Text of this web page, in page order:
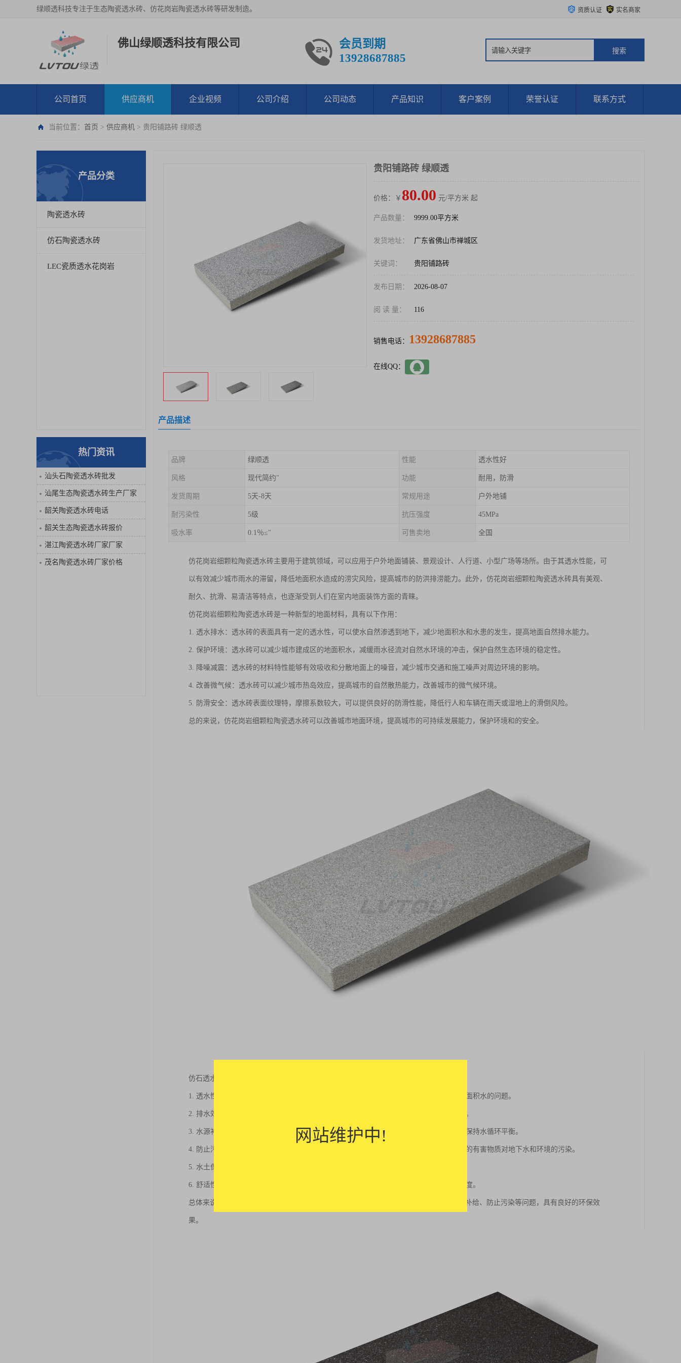
绿顺透科技专注于生态陶瓷透水砖、仿花岗岩陶瓷透水砖等研发制造。 资质认证 实名商家
佛山绿顺透科技有限公司
会员到期
13928687885
公司首页 供应商机 企业视频 公司介绍 公司动态 产品知识 客户案例 荣誉认证 联系方式
当前位置： 首页 > 供应商机 > 贵阳铺路砖 绿顺透
产品分类
陶瓷透水砖
仿石陶瓷透水砖
LEC瓷质透水花岗岩
热门资讯
汕头石陶瓷透水砖批发
汕尾生态陶瓷透水砖生产厂家
韶关陶瓷透水砖电话
韶关生态陶瓷透水砖报价
湛江陶瓷透水砖厂家厂家
茂名陶瓷透水砖厂家价格
贵阳铺路砖 绿顺透
价格：￥ 80.00 元/平方米 起
产品数量： 9999.00平方米
发货地址： 广东省佛山市禅城区
关键词： 贵阳铺路砖
发布日期： 2026-08-07
阅 读 量： 116
销售电话： 13928687885
在线QQ：
产品描述
品牌 绿顺透 性能 透水性好
风格 现代简约" 功能 耐用，防滑
发货周期 5天-8天 常规用途 户外地铺
耐污染性 5级 抗压强度 45MPa
吸水率 0.1％≤" 可售卖地 全国
仿花岗岩细颗粒陶瓷透水砖主要用于建筑领域，可以应用于户外地面铺装、景观设计、人行道、小型广场等场所。由于其透水性能，可
以有效减少城市雨水的滞留，降低地面积水造成的涝灾风险，提高城市的防洪排涝能力。此外，仿花岗岩细颗粒陶瓷透水砖具有美观、
耐久、抗滑、易清洁等特点，也逐渐受到人们在室内地面装饰方面的青睐。
仿花岗岩细颗粒陶瓷透水砖是一种新型的地面材料，具有以下作用：
1. 透水排水：透水砖的表面具有一定的透水性，可以使水自然渗透到地下，减少地面积水和水患的发生，提高地面自然排水能力。
2. 保护环境：透水砖可以减少城市建成区的地面积水，减缓雨水径流对自然水环境的冲击，保护自然生态环境的稳定性。
3. 降噪减震：透水砖的材料特性能够有效吸收和分散地面上的噪音，减少城市交通和施工噪声对周边环境的影响。
4. 改善微气候：透水砖可以减少城市热岛效应，提高城市的自然散热能力，改善城市的微气候环境。
5. 防滑安全：透水砖表面纹理特，摩擦系数较大，可以提供良好的防滑性能，降低行人和车辆在雨天或湿地上的滑倒风险。
总的来说，仿花岗岩细颗粒陶瓷透水砖可以改善城市地面环境，提高城市的可持续发展能力，保护环境和的安全。
仿石透水砖是一种新型的环保材料，具有以下功能：
1. 透水性能：仿石透水砖具有良好的透水性能，可以有效地渗透水分，减少雨水积聚和地面积水的问题。
2. 排水效果：透水砖能够迅速排除地表积水，减少因积水而导致的滑倒、交通事故等风险。
3. 水源补给：透水砖可以将降雨收集的水分逐渐释放到土壤中，补充地下水资源，有助于保持水循环平衡。
4. 防止污染：仿石透水砖有一定的过滤功能，能够过滤大部分污染物，减少污水和雨水中的有害物质对地下水和环境的污染。
5. 水土保持：透水砖可以有效地固定土壤，在大雨天气中减少水土流失，保护土壤质量。
6. 舒适性：仿石透水砖具有良好的透气性能，可以减少地面的温度，改善周围环境的舒适度。
总体来说，仿石透水砖的功能主要是通过透水性能实现的，能够解决城市地面积水、水源补给、防止污染等问题，具有良好的环保效
果。
网站维护中!